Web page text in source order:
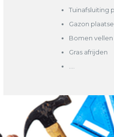
Tuinafsluiting
Gazon
Bomen vellen
Gras afrijden